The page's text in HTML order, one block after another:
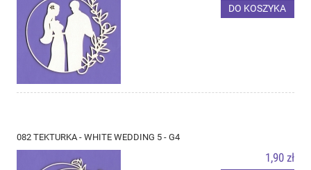
DO KOSZYKA
082 TEKTURKA - WHITE WEDDING 5 - G4
1,90 zł